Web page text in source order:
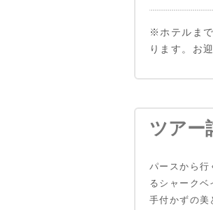
※ホテルま
ります。お
ツアー
パースから行
るシャークベ
手付かずの美